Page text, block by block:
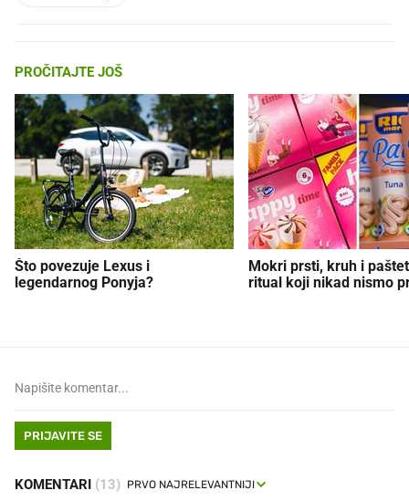
PROČITAJTE JOŠ
Što povezuje Lexus i
legendarnog Ponyja?
Mokri prsti, kruh i
ritual koji nikad nismo
PRIJAVITE SE
KOMENTARI (13)